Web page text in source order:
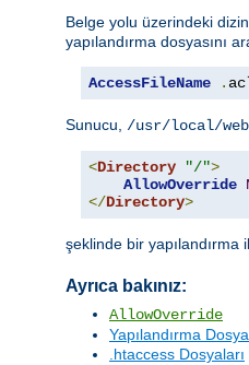
Belge yolu üzerindeki
yapılandırma dosyasını
AccessFileName .
Sunucu, /usr/local/
<Directory "/">
AllowOverride
</Directory>
şeklinde bir yapılandırma
Ayrıca bakınız:
AllowOverride
Yapılandırma
.htaccess Dosyaları